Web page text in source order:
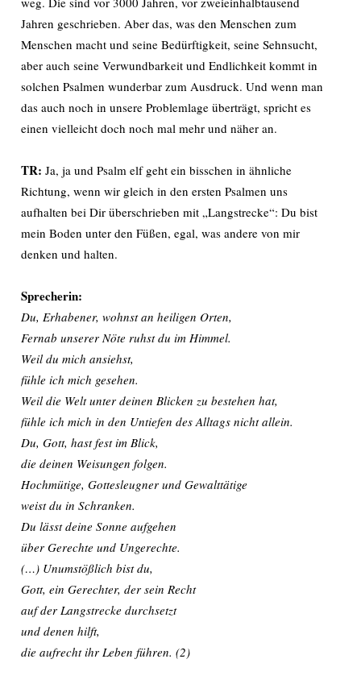
Jahren geschrieben. Aber das, was den Menschen zum
Menschen macht und seine Bedürftigkeit, seine Sehnsucht,
aber auch seine Verwundbarkeit und Endlichkeit kommt in
solchen Psalmen wunderbar zum Ausdruck. Und wenn man
das auch noch in unsere Problemlage überträgt, spricht es
einen vielleicht doch noch mal mehr und näher an.
TR: Ja, ja und Psalm elf geht ein bisschen in ähnliche
Richtung, wenn wir gleich in den ersten Psalmen uns
aufhalten bei Dir überschrieben mit „Langstrecke“: Du bist
mein Boden unter den Füßen, egal, was andere von mir
denken und halten.
Sprecherin:
Du, Erhabener, wohnst an heiligen Orten,
Fernab unserer Nöte ruhst du im Himmel.
Weil du mich ansiehst,
fühle ich mich gesehen.
Weil die Welt unter deinen Blicken zu bestehen hat,
fühle ich mich in den Untiefen des Alltags nicht allein.
Du, Gott, hast fest im Blick,
die deinen Weisungen folgen.
Hochmütige, Gottesleugner und Gewalttätige
weist du in Schranken.
Du lässt deine Sonne aufgehen
über Gerechte und Ungerechte.
(…) Unumstößlich bist du,
Gott, ein Gerechter, der sein Recht
auf der Langstrecke durchsetzt
und denen hilft,
die aufrecht ihr Leben führen. (2)